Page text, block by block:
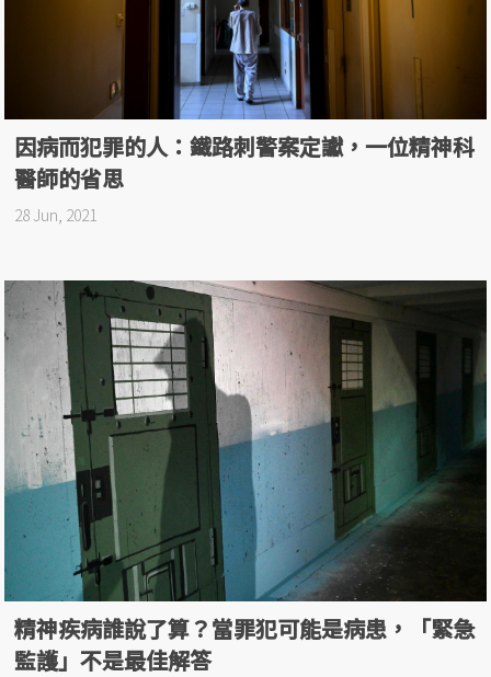
因病而犯罪的人：鐵路刺警案定讞，一位精神科
醫師的省思
28 Jun, 2021
精神疾病誰說了算？當罪犯可能是病患，「緊急
監護」不是最佳解答